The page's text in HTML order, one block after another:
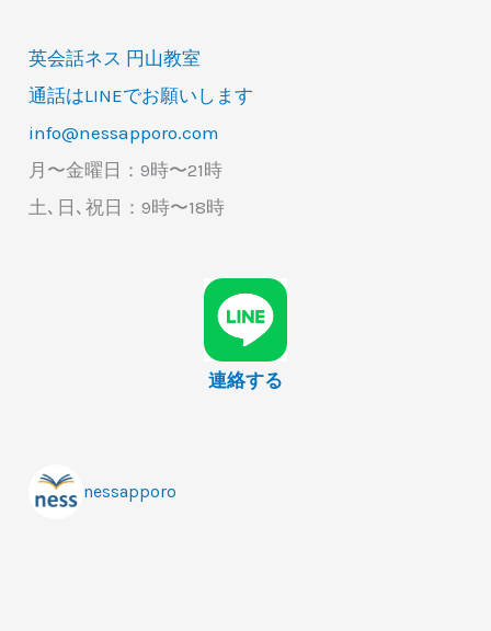
英会話ネス 円山教室
通話はLINEでお願いします
info@nessapporo.com
月〜金曜日：9時〜21時
土､日､祝日：9時〜18時
連絡する
nessapporo